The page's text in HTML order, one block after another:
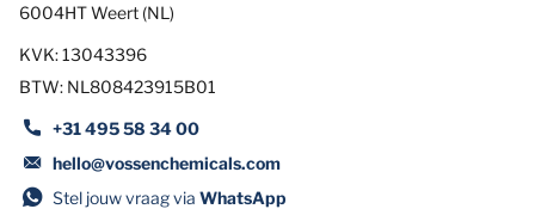
6004HT Weert (NL)
KVK: 13043396
BTW: NL808423915B01
+31 495 58 34 00
hello@vossenchemicals.com
Stel jouw vraag via WhatsApp